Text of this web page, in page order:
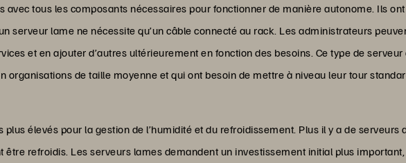
tous les composants nécessaires pour fonctionner de manière autonome. Ils
serveur lame ne nécessite qu’un câble connecté au rack. Les administrateurs
et en ajouter d’autres ultérieurement en fonction des besoins. Ce type de
organisations de taille moyenne et qui ont besoin de mettre à niveau leur tour
élevés pour la gestion de l’humidité et du refroidissement. Plus il y a de serveurs
être refroidis. Les serveurs lames demandent un investissement initial plus